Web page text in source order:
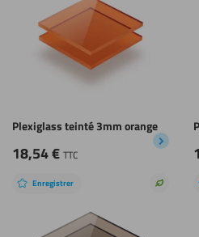
Plexiglass teinté 3mm orange
18,54€ TTC
Enregistrer
Choix